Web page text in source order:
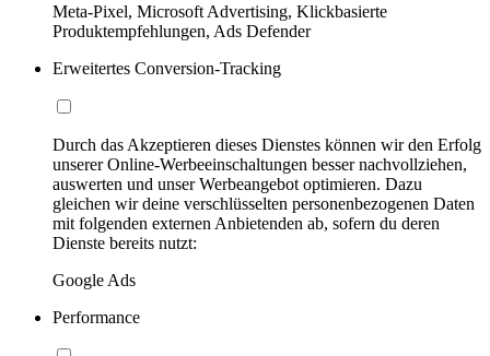
Meta-Pixel, Microsoft Advertising, Klickbasierte
Produktempfehlungen, Ads Defender
Erweitertes Conversion-Tracking
Durch das Akzeptieren dieses Dienstes können wir den Erfolg
unserer Online-Werbeeinschaltungen besser nachvollziehen,
auswerten und unser Werbeangebot optimieren. Dazu
gleichen wir deine verschlüsselten personenbezogenen Daten
mit folgenden externen Anbietenden ab, sofern du deren
Dienste bereits nutzt:
Google Ads
Performance